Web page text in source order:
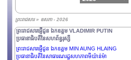
ព្រះរាជសារ » ឧសភា - 2026
ព្រះរាជសារផ្ញើជូន សម្តេចអគ្គមហាសេនាបតីតេជោ ហ៊ុន សែន
ប្រមុខរដ្ឋស្តីទីនៃព្រះរាជាណាចក្រកម្ពុជា
ព្រះរាជសារផ្ញើជូន ឯកឧត្តម VLADIMIR PUTIN
ប្រធានាធិបតីនៃសហព័ន្ធរុស្សី
ព្រះរាជសារផ្ញើជូន ឯកឧត្តម MIN AUNG HLAING
ប្រធានាធិបតីនៃសាធារណរដ្ឋសហភាពមីយ៉ាន់ម៉ា